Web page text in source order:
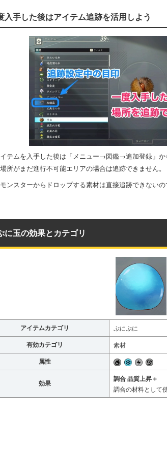
入手した後はアイテム追跡を活用しよう
テムを入手した後は「メニュー→図鑑→追加登録」
所がまだ進行不可能エリアの場合は追跡できません。
ンスターからドロップする素材は直接追跡できない
に玉の効果とカテゴリ
アイテムカテゴリ ぷにぷに
有効カテゴリ 素材
属性
効果
調合 品質上昇＋
調合の材料として